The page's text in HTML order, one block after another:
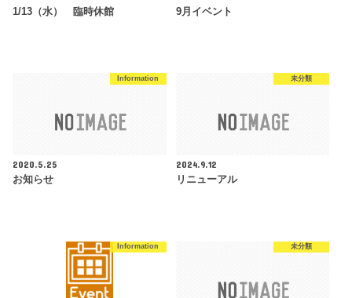
1/13（水） 臨時休館
9月イベント
Information
2020.5.25
お知らせ
未分類
2024.9.12
リニューアル
Information 未分類